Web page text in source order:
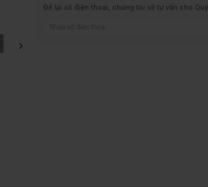
Để lại số điện thoại, chúng tôi sẽ tư vấn cho